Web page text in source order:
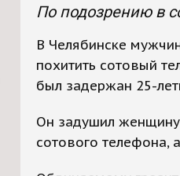
По подозрению в
В Челябинске
похитить сотовый
был задержан 25-
Он задушил
сотового телефона,